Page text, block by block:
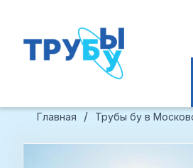
Главная / Трубы бу в